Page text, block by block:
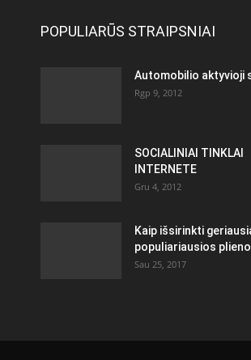
POPULIARŪS STRAIPSNIAI
Automobilio aktyvioji
Rgp 9, 2012
SOCIALINIAI TINKLAI
INTERNETE
Gru 4, 2012
Kaip išsirinkti
populiariausios
Sau 25, 2017